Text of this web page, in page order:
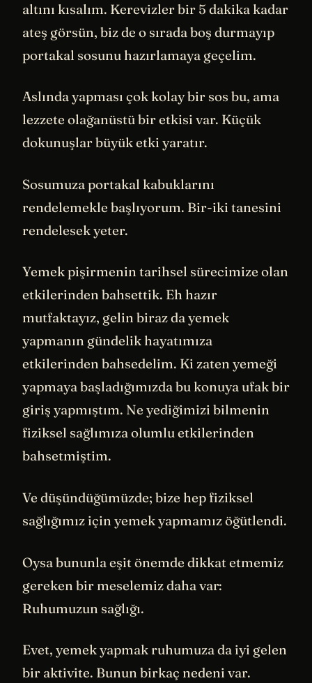
altını kısalım. Kerevizler bir 5 dakika kadar
ateş görsün, biz de o sırada boş durmayıp
portakal sosunu hazırlamaya geçelim.
Aslında yapması çok kolay bir sos bu, ama
lezzete olağanüstü bir etkisi var. Küçük
dokunuşlar büyük etki yaratır.
Sosumuza portakal kabuklarını
rendelemekle başlıyorum. Bir-iki tanesini
rendelesek yeter.
Yemek pişirmenin tarihsel sürecimize olan
etkilerinden bahsettik. Eh hazır
mutfaktayız, gelin biraz da yemek
yapmanın gündelik hayatımıza
etkilerinden bahsedelim. Ki zaten yemeği
yapmaya başladığımızda bu konuya ufak bir
giriş yapmıştım. Ne yediğimizi bilmenin
fiziksel sağlımıza olumlu etkilerinden
bahsetmiştim.
Ve düşündüğümüzde; bize hep fiziksel
sağlığımız için yemek yapmamız öğütlendi.
Oysa bununla eşit önemde dikkat etmemiz
gereken bir meselemiz daha var:
Ruhumuzun sağlığı.
Evet, yemek yapmak ruhumuza da iyi gelen
bir aktivite. Bunun birkaç nedeni var.